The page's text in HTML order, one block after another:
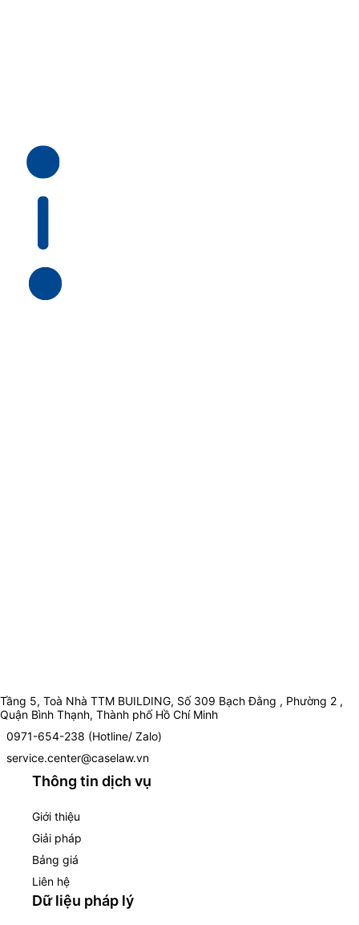
Tầng 5, Toà Nhà TTM BUILDING, Số 309 Bạch Đằng , Phường 2 ,
Quận Bình Thạnh, Thành phố Hồ Chí Minh
0971-654-238 (Hotline/ Zalo)
service.center@caselaw.vn
Thông tin dịch vụ
Giới thiệu
Giải pháp
Bảng giá
Liên hệ
Dữ liệu pháp lý